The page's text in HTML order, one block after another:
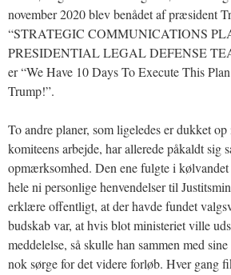
november 2020 blev benådet af præsident
“STRATEGIC COMMUNICATIONS
PRESIDENTIAL LEGAL DEFENSE
er “We Have 10 Days To Execute This
Trump!”.
To andre planer, som ligeledes er dukket
komiteens arbejde, har allerede påkaldt sig
opmærksomhed. Den ene fulgte i
hele ni personlige henvendelser til
erklære offentligt, at der havde fundet
budskab var, at hvis blot ministeriet ville
meddelelse, så skulle han sammen med
nok sørge for det videre forløb. Hver gang